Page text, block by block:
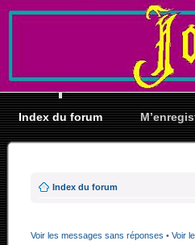
Index du forum
Index du forum
Voir les messages sans réponses • Voir